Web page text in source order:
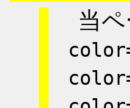
当